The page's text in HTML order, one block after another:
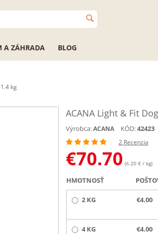
A ZÁHRADA BLOG
kg
ACANA Light & Fit
Výrobca: ACANA KÓD:42423
2 Recenzia
€70.70 (6.20 € / kg)
HMOTNOSŤ
2 KG €4.00
4 KG €4.00